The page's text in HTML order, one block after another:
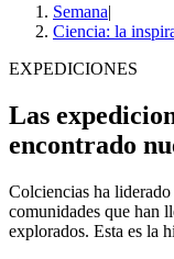
Semana|
Ciencia: la
EXPEDICIONES
Las
encontrado
Colciencias ha
comunidades que han
explorados. Esta es la